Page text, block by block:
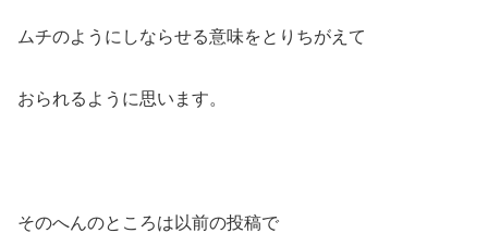
ムチのようにしならせる意味をとりちがえて
おられるように思います。
そのへんのところは以前の投稿で